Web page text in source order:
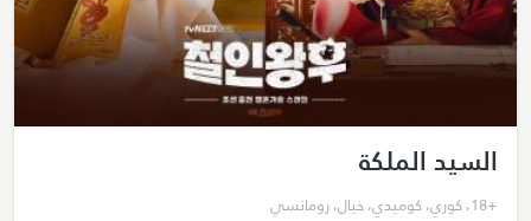
السيد الملكة
+18 ، كوري، كوميدي،خيال، رومانسي